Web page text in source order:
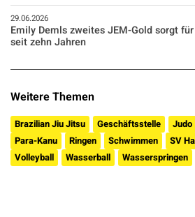
29.06.2026
Emily Demls zweites JEM-Gold sorgt
seit zehn Jahren
Weitere Themen
Brazilian Jiu Jitsu Geschäftsstelle Judo
Para-Kanu
Ringen Schwimmen SV
Volleyball
Wasserball Wasserspringen